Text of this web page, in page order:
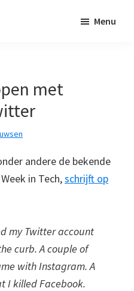
Menu
met
andere de bekende
in Tech,schrijft op
my Twitter account
curb. A couple of
with Instagram. A
I killed Facebook.